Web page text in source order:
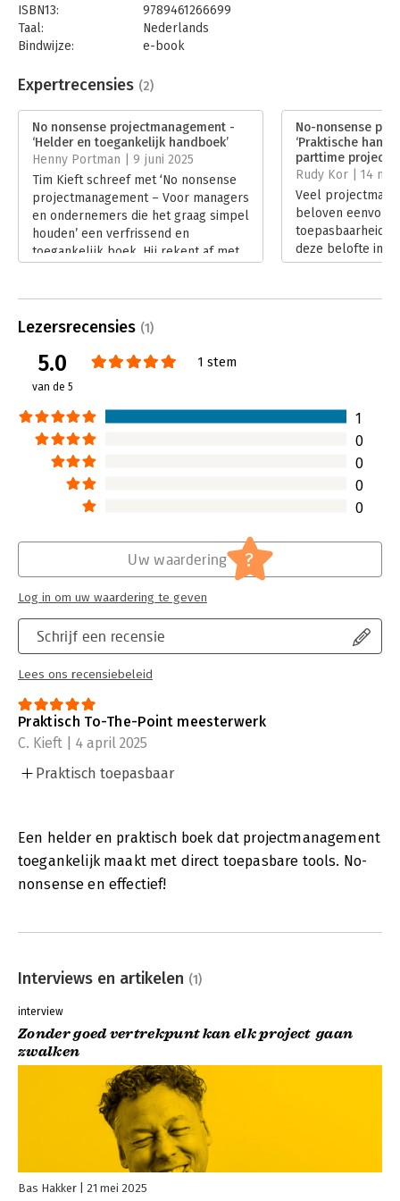
projectmanagement na jarenlange ervaring als ondernemer en
adviseur in het mkb. Tijdens het begeleiden van projecten
perfectioneerde hij deze aanpak die in steeds meer
ISBN13:
9789461266699
Taal:
Nederlands
Bindwijze:
e-book
Bestandsformaat:
epub
Uitgever:
Druk:
1
Verschijningsdatum:
22-9-2025
Hoofdrubriek: Projectmanagement
Expertrecensies (2)
No nonsense projectmanagement -
‘Helder en toegankelijk handboek’
Henny Portman | 9 juni 2025
Tim Kieft schreef met ‘No nonsense
projectmanagement – Voor managers
en ondernemers die het graag simpel
houden’ een verfrissend en
toegankelijk boek. Hij rekent af met
‘bullshittermen’.
No-nonsense
‘Praktische
parttime
Rudy Kor | 14 mei
Veel
beloven
toepasbaarheid.
deze belofte in
managers die
dan wordt
Lees verder
Lezersrecensies (1)
5.0
van de 5
1 stem
1
0
0
0
0
Schrijf een recensie
Lees ons recensiebeleid
Uw waardering ?
Log in om uw waardering te geven
Praktisch To-The-Point meesterwerk
C. Kieft | 4 april 2025
Praktisch toepasbaar
Een helder en praktisch boek dat projectmanagement
toegankelijk maakt met direct toepasbare tools. No-
nonsense en effectief!
Interviews en artikelen (1)
interview
Zonder goed vertrekpunt kan elk project gaan
zwalken
Bas Hakker 21 mei 2025